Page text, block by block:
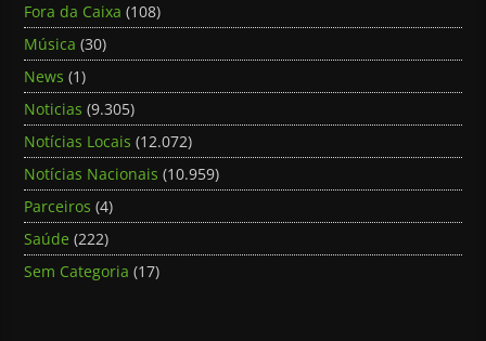
Fora da Caixa (108)
Música (30)
News (1)
Noticias (9.305)
Notícias Locais (12.072)
Notícias Nacionais (10.959)
Parceiros (4)
Saúde (222)
Sem Categoria (17)